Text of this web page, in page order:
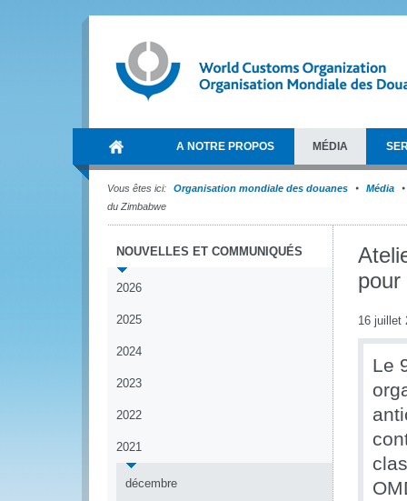
A NOTRE PROPOS MÉDIA
Vous êtes ici: Organisation mondiale des douanes
Média
du Zimbabwe
NOUVELLES ET COMMUNIQUÉS
2026
2025
2024
2023
2022
2021
décembre
16 juillet
Le